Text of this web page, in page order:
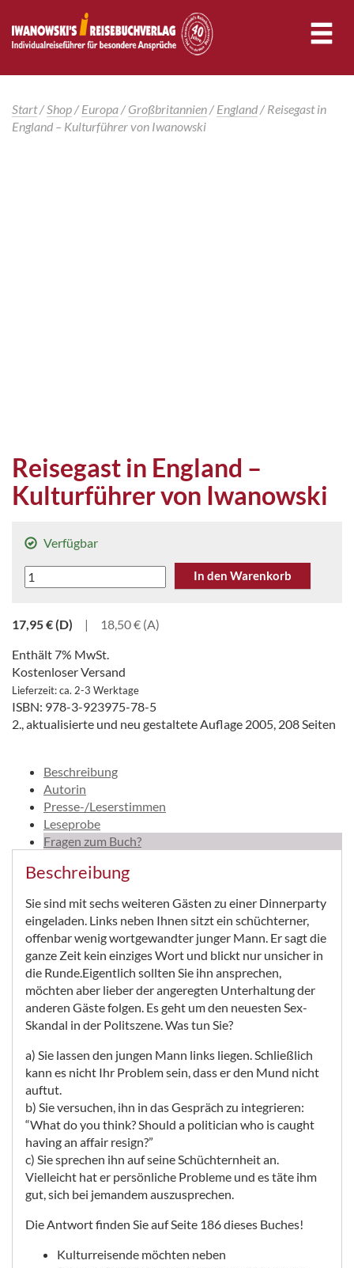
Start/Shop/Europa/Großbritannien/England/ Reisegast in
England – Kulturführer von Iwanowski
Reisegast in England –
Kulturführer von Iwanowski
Verfügbar
Reisegast
in
-
von
Iwanowski
Menge
In den Warenkorb
17,95€(D) |
18,50 € (A)
Enthält 7% MwSt.
Kostenloser Versand
Lieferzeit: ca. 2-3 Werktage
ISBN: 978-3-923975-78-5
2., aktualisierte und neu gestaltete Auflage 2005, 208 Seiten
Beschreibung
Autorin
Presse-/Leserstimmen
Leseprobe
Fragen zum Buch?
Beschreibung
Sie sind mit sechs weiteren Gästen zu einer Dinnerparty
eingeladen. Links neben Ihnen sitzt ein schüchterner,
offenbar wenig wortgewandter junger Mann. Er sagt die
ganze Zeit kein einziges Wort und blickt nur unsicher in
die Runde.Eigentlich sollten Sie ihn ansprechen,
möchten aber lieber der angeregten Unterhaltung der
anderen Gäste folgen. Es geht um den neuesten Sex-
Skandal in der Politszene. Was tun Sie?
a) Sie lassen den jungen Mann links liegen. Schließlich
kann es nicht Ihr Problem sein, dass er den Mund nicht
auftut.
b) Sie versuchen, ihn in das Gespräch zu integrieren:
“What do you think? Should a politician who is caught
having an affair resign?”
c) Sie sprechen ihn auf seine Schüchternheit an.
Vielleicht hat er persönliche Probleme und es täte ihm
gut, sich bei jemandem auszusprechen.
Die Antwort finden Sie auf Seite 186 dieses Buches!
Kulturreisende möchten neben